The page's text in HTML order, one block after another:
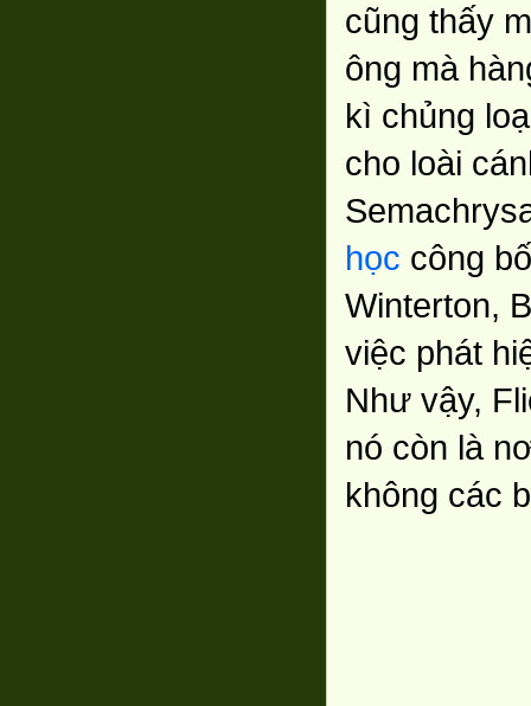
cũng thấy
ông mà
kì chủng
cho loài
học công
Winterton,
việc phát
Như vậy,
nó còn là
không các